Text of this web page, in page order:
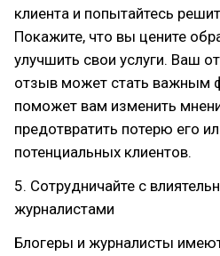
клиента и попытайтесь
Покажите, что вы цените
улучшить свои услуги. Ваш
отзыв может стать важным
поможет вам изменить
предотвратить потерю его
потенциальных клиентов.
5. Сотрудничайте с
журналистами
Блогеры и журналисты